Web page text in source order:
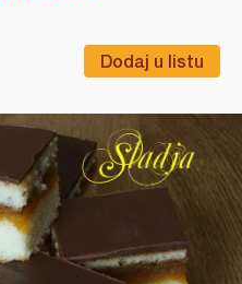
Dodaj u listu